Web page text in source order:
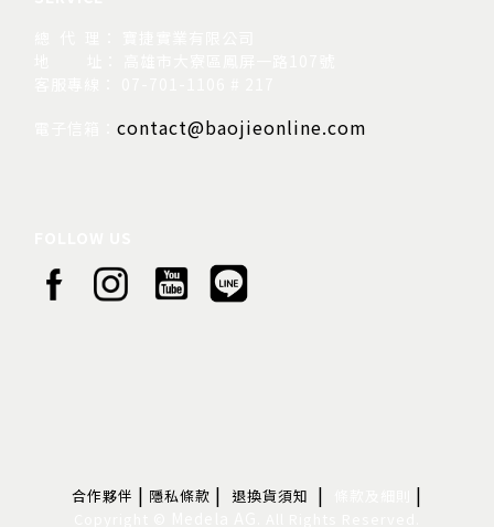
contact@baojieonline.com
合作夥伴 | 隱私條款 | 退換貨須知 | |